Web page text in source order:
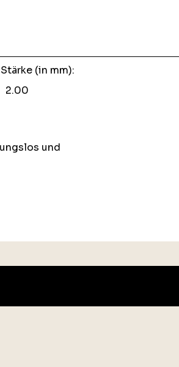
Stärke (in mm):
2.00
und